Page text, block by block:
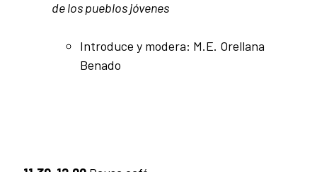
de los pueblos jóvenes
Introduce y modera: M.E. Orellana
Benado